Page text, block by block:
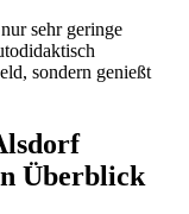
sehr geringe
sondern genießt
Überblick